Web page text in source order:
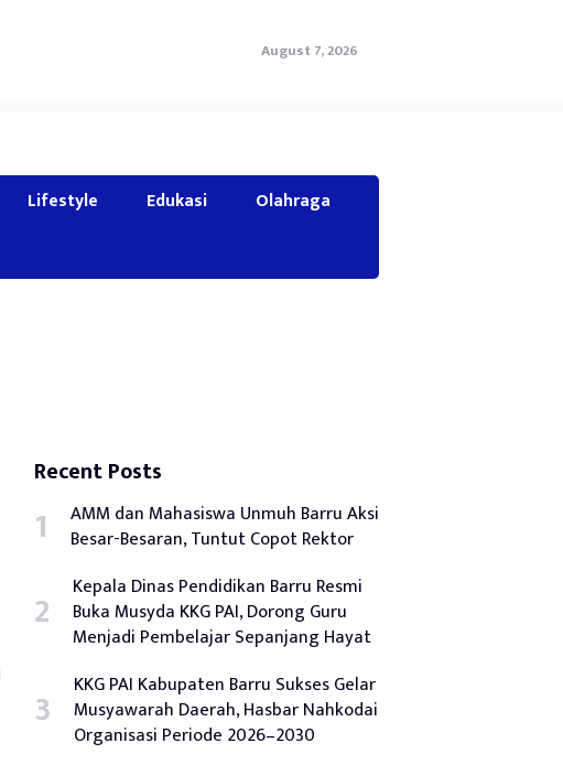
August 7, 2026
Lifestyle Edukasi
Olahraga
Recent Posts
AMM dan Mahasiswa Unmuh Barru Aksi
Besar-Besaran, Tuntut Copot Rektor
Kepala Dinas Pendidikan Barru Resmi
Buka Musyda KKG PAI, Dorong Guru
Menjadi Pembelajar Sepanjang Hayat
KKG PAI Kabupaten Barru Sukses Gelar
Musyawarah Daerah, Hasbar Nahkodai
Organisasi Periode 2026–2030